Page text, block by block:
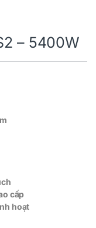
– 5400W
cấp
hoạt